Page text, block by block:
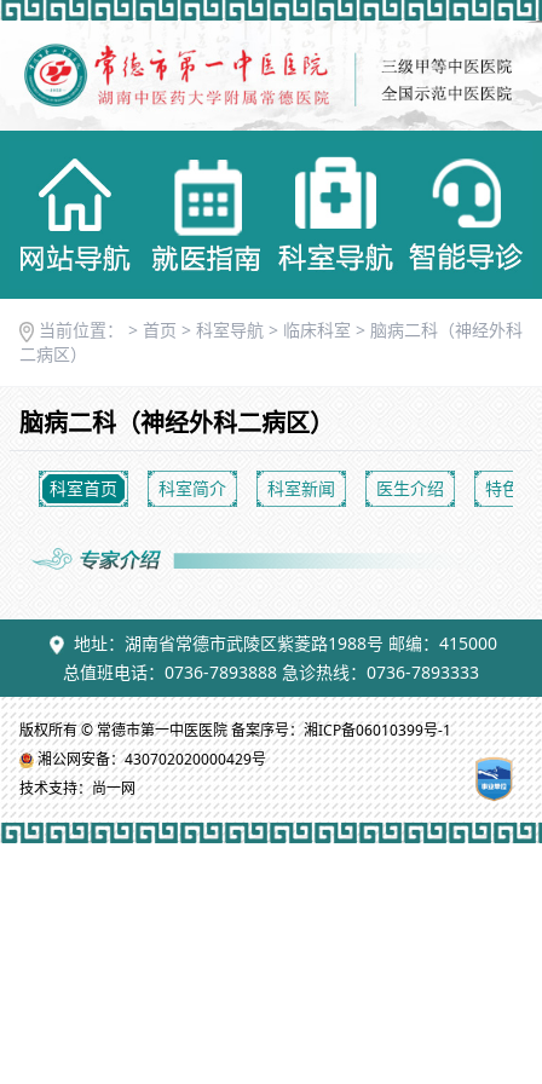
当前位置： > 首页 > 科室导航 > 临床科室 > 脑病二科（神经外科
二病区）
脑病二科（神经外科二病区）
科室首页 科室简介 科室新闻 医生介绍 特色优
地址：湖南省常德市武陵区紫菱路1988号 邮编：415000
总值班电话：0736-7893888 急诊热线：0736-7893333
版权所有 © 常德市第一中医医院 备案序号：湘ICP备06010399号-1
湘公网安备：430702020000429号
技术支持：尚一网